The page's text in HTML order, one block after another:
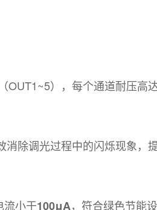
OUT1~5），每个通道耐压高
消除调光过程中的闪烁现象，
流小于100μA，符合绿色节能